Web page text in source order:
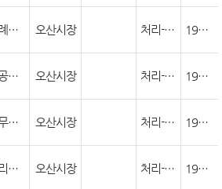
오산시시세조례개정조례안 오산시장 처리-가결(원안) 1992. 2.19
오산시국가유공자단체에대한과세면제에관한조례제정안 오산시장 처리-가결(원안) 1992. 2.19
오산시의회사무기구의설치및사무직원의정수등에관한조례개정조례안 오산시장 처리-가결(원안) 1992. 2.19
오산시위생처리관리소설치조례개정안 오산시장 처리-가결(원안) 1992. 2.19